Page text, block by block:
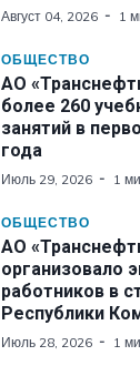
Август 04, 2026 1
ОБЩЕСТВО
АО
более 260
занятий в
года
Июль 29, 2026 1
ОБЩЕСТВО
АО
организовало
работников в
Республики
Июль 28, 2026 1